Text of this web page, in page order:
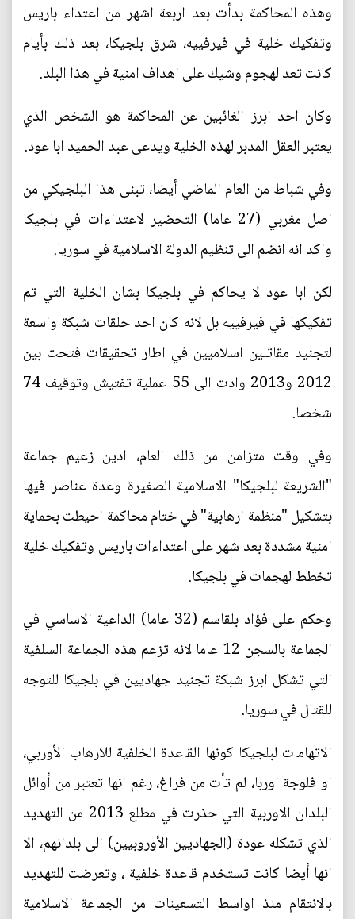
وهذه المحاكمة بدأت بعد اربعة اشهر من اعتداء باريس
وتفكيك خلية في فيرفييه، شرق بلجيكا، بعد ذلك بأيام
كانت تعد لهجوم وشيك على اهداف امنية في هذا البلد.
وكان احد ابرز الغائبين عن المحاكمة هو الشخص الذي
يعتبر العقل المدبر لهذه الخلية ويدعى عبد الحميد ابا عود.
وفي شباط من العام الماضي أيضا، تبنى هذا البلجيكي من
اصل مغربي (27 عاما) التحضير لاعتداءات في بلجيكا
واكد انه انضم الى تنظيم الدولة الاسلامية في سوريا.
لكن ابا عود لا يحاكم في بلجيكا بشان الخلية التي تم
تفكيكها في فيرفييه بل لانه كان احد حلقات شبكة واسعة
لتجنيد مقاتلين اسلاميين في اطار تحقيقات فتحت بين
2012 و2013 وادت الى 55 عملية تفتيش وتوقيف 74
شخصا.
وفي وقت متزامن من ذلك العام، ادين زعيم جماعة
"الشريعة لبلجيكا" الاسلامية الصغيرة وعدة عناصر فيها
بتشكيل "منظمة ارهابية" في ختام محاكمة احيطت بحماية
امنية مشددة بعد شهر على اعتداءات باريس وتفكيك خلية
تخطط لهجمات في بلجيكا.
وحكم على فؤاد بلقاسم (32 عاما) الداعية الاساسي في
الجماعة بالسجن 12 عاما لانه تزعم هذه الجماعة السلفية
التي تشكل ابرز شبكة تجنيد جهاديين في بلجيكا للتوجه
للقتال في سوريا.
الاتهامات لبلجيكا كونها القاعدة الخلفية للارهاب الأوربي،
او فلوجة اوربا، لم تأت من فراغ، رغم انها تعتبر من أوائل
البلدان الاوربية التي حذرت في مطلع 2013 من التهديد
الذي تشكله عودة (الجهاديين الأوروبيين) الى بلدانهم، الا
انها أيضا كانت تستخدم قاعدة خلفية ، وتعرضت للتهديد
بالانتقام منذ اواسط التسعينات من الجماعة الاسلامية